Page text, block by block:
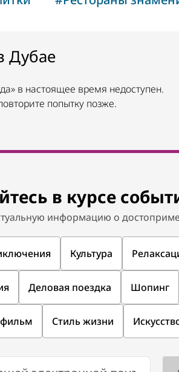
Дубае
в настоящее время недоступен.
попытку позже.
в курсе
информацию о
Культура
Деловая поездка Шопинг
Стиль жизни